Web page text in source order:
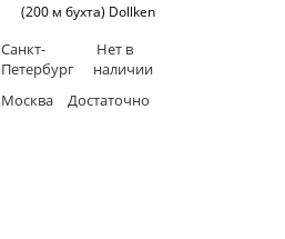
(200 м бухта) Dollken
Санкт-
Петербург
Нет в
наличии
Москва
Достаточно